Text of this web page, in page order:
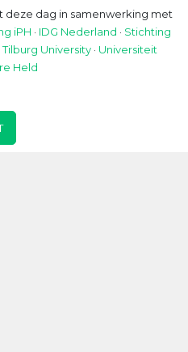
deze dag in samenwerking met
iPH · IDG Nederland · Stichting
Tilburg University· Universiteit
Held